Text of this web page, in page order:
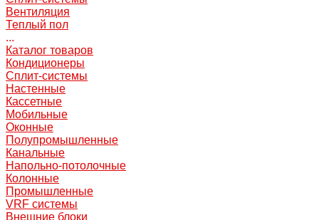
Вентиляция
Теплый пол
...
Каталог товаров
Кондиционеры
Сплит-системы
Настенные
Кассетные
Мобильные
Оконные
Полупромышленные
Канальные
Напольно-потолочные
Колонные
Промышленные
VRF системы
Внешние блоки